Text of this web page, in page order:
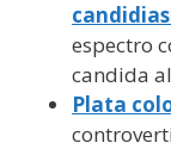
espectro
candida
Plata